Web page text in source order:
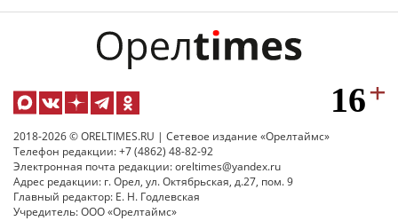
2018-2026 © ORELTIMES.RU | Сетевое издание «Орелтаймс»
Телефон редакции: +7 (4862) 48-82-92
Электронная почта редакции: oreltimes@yandex.ru
Адрес редакции: г. Орел, ул. Октябрьская, д.27, пом. 9
Главный редактор: Е. Н. Годлевская
Учредитель: ООО «Орелтаймс»